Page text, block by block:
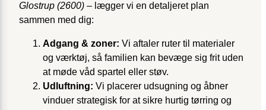
Glostrup (2600) – lægger vi en detaljeret plan
sammen med dig:
Adgang & zoner: Vi aftaler ruter til materialer
og værktøj, så familien kan bevæge sig frit uden
at møde våd spartel eller støv.
Udluftning: Vi placerer udsugning og åbner
vinduer strategisk for at sikre hurtig tørring og